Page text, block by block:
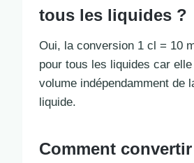
tous les liquides ?
Oui, la conversion 1 cl = 10
pour tous les liquides car
volume indépendamment de
liquide.
Comment convertir